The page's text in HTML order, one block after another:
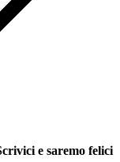
e saremo felici